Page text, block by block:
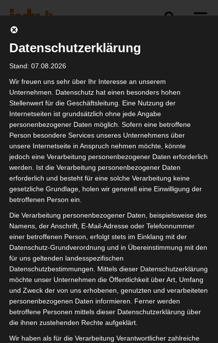
Selbstständigkeit
Statement zum
Coronavirus
Datenschutzerklärung
Stand: 07.08.2026
Wir freuen uns sehr über Ihr Interesse an unserem
Unternehmen. Datenschutz hat einen besonders hohen
Stellenwert für die Geschäftsleitung. Eine Nutzung der
Internetseiten ist grundsätzlich ohne jede Angabe
personenbezogener Daten möglich. Sofern eine betroffene
Person besondere Services unseres Unternehmens über
unsere Internetseite in Anspruch nehmen möchte, könnte
jedoch eine Verarbeitung personenbezogener Daten erforderlich
werden. Ist die Verarbeitung personenbezogener Daten
erforderlich und besteht für eine solche Verarbeitung keine
gesetzliche Grundlage, holen wir generell eine Einwilligung der
betroffenen Person ein.
Die Verarbeitung personenbezogener Daten, beispielsweise des
Namens, der Anschrift, E-Mail-Adresse oder Telefonnummer
einer betroffenen Person, erfolgt stets im Einklang mit der
Datenschutz-Grundverordnung und in Übereinstimmung mit den
für uns geltenden landesspezifischen
Datenschutzbestimmungen. Mittels dieser Datenschutzerklärung
möchte unser Unternehmen die Öffentlichkeit über Art, Umfang
und Zweck der von uns erhobenen, genutzten und verarbeiteten
personenbezogenen Daten informieren. Ferner werden
betroffene Personen mittels dieser Datenschutzerklärung über
die ihnen zustehenden Rechte aufgeklärt.
Wir haben als für die Verarbeitung Verantwortlicher zahlreiche